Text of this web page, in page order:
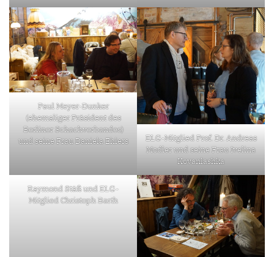
Paul Meyer-Dunker
(ehemaliger Präsident des
Berliner Schachverbandes)
und seine Frau Daniela Ehlers
ELG-Mitglied Prof. Dr. Andreas
Modler und seine Frau Ivelina
Kovanlashka
Raymond Stäß und ELG-
Mitglied Christoph Barth